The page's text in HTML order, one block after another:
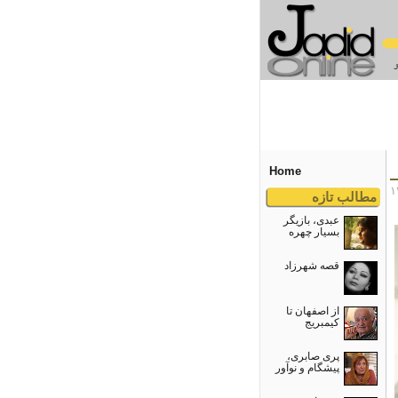
Home
مطالب تازه
عبدی، بازیگر
بسیار چهره
قصه شهرزاد
از اصفهان تا
کیمبریج
پری صابری،
پیشگام و نوآور